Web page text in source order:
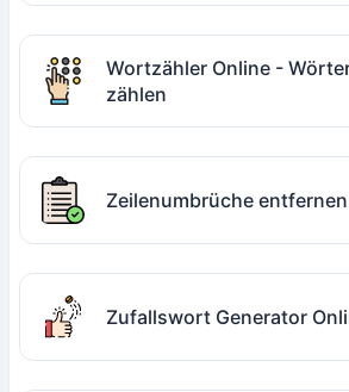
Wortzähler Online -
zählen
Zeilenumbrüche entfernen
Zufallswort Generator